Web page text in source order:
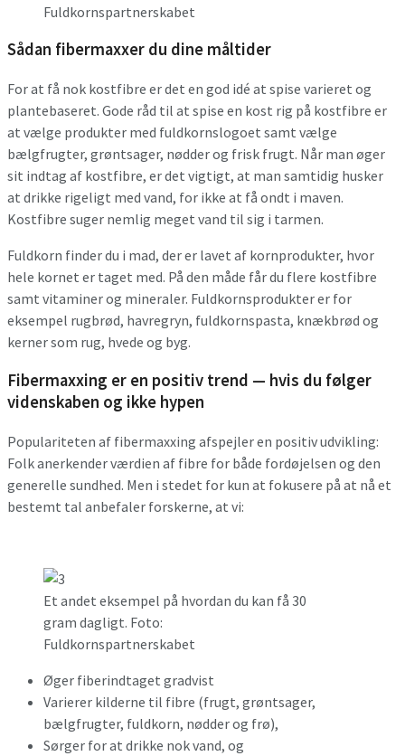
Fuldkornspartnerskabet
Sådan fibermaxxer du dine måltider
For at få nok kostfibre er det en god idé at spise varieret og
plantebaseret. Gode råd til at spise en kost rig på kostfibre er
at vælge produkter med fuldkornslogoet samt vælge
bælgfrugter, grøntsager, nødder og frisk frugt. Når man øger
sit indtag af kostfibre, er det vigtigt, at man samtidig husker
at drikke rigeligt med vand, for ikke at få ondt i maven.
Kostfibre suger nemlig meget vand til sig i tarmen.
Fuldkorn finder du i mad, der er lavet af kornprodukter, hvor
hele kornet er taget med. På den måde får du flere kostfibre
samt vitaminer og mineraler. Fuldkornsprodukter er for
eksempel rugbrød, havregryn, fuldkornspasta, knækbrød og
kerner som rug, hvede og byg.
Fibermaxxing er en positiv trend — hvis du følger
videnskaben og ikke hypen
Populariteten af fibermaxxing afspejler en positiv udvikling:
Folk anerkender værdien af fibre for både fordøjelsen og den
generelle sundhed. Men i stedet for kun at fokusere på at nå et
bestemt tal anbefaler forskerne, at vi:
Et andet eksempel på hvordan du kan få 30
gram dagligt. Foto:
Fuldkornspartnerskabet
Øger fiberindtaget gradvist
Varierer kilderne til fibre (frugt, grøntsager,
bælgfrugter, fuldkorn, nødder og frø),
Sørger for at drikke nok vand, og